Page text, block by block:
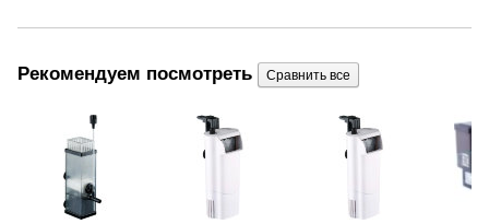
Рекомендуем посмотреть